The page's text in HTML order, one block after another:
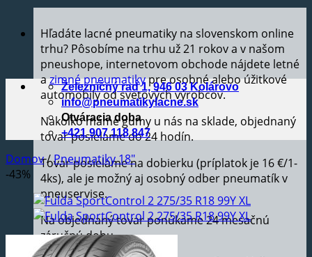
Hľadáte lacné pneumatiky na slovenskom online
trhu? Pôsobíme na trhu už 21 rokov a v našom
pneushope, internetovom obchode nájdete letné
azimné pneumatikypre osobné alebo úžitkové
automobily od svetových výrobcov.
Nakoľko máme gumy u nás na sklade, objednaný
tovar posielame do 24 hodín.
Tovar posielame na dobierku (príplatok je 16 €/1-
4ks), ale je možný aj osobný odber pneumatík v
pneuservise.
Na objednaný tovar ponúkame 24 mesačnú
záručnú dobu.
Železničný rad 1, 946 03 Kolárovo
info@pneumatikylacne.sk
Otváracia doba
+421 907 118 847
Domov/Pneumatiky 18"
-43%